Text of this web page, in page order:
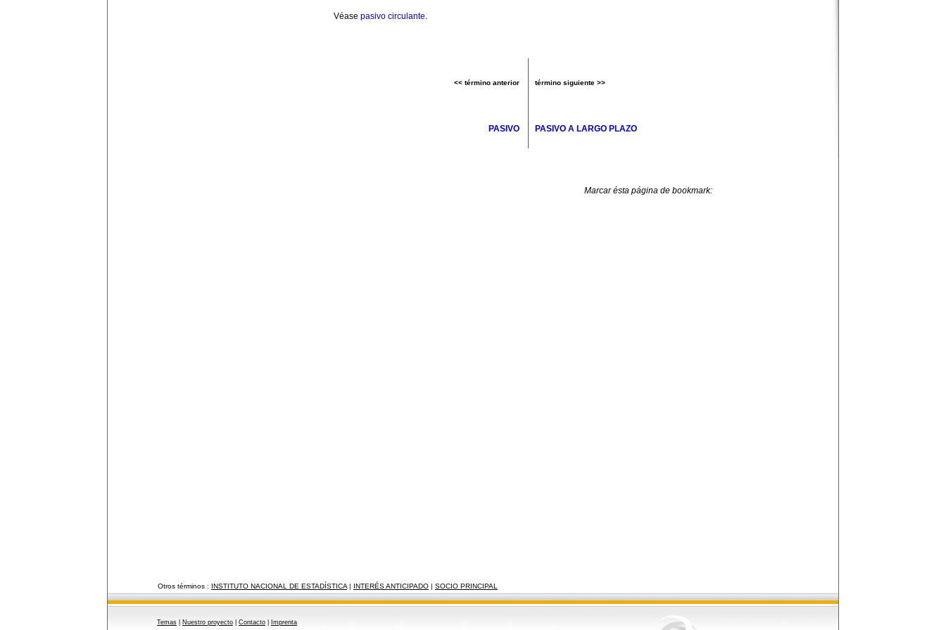
Véase pasivo circulante.
<< término anterior término siguiente >>
PASIVO PASIVO A LARGO PLAZO
Marcar ésta página de bookmark:
Otros términos : INSTITUTO NACIONAL DE ESTADÍSTICA | INTERÉS ANTICIPADO | SOCIO PRINCIPAL
Temas Nuestro proyecto Contacto Imprenta